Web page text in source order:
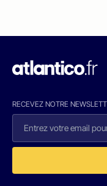
RECEVEZ NOTRE